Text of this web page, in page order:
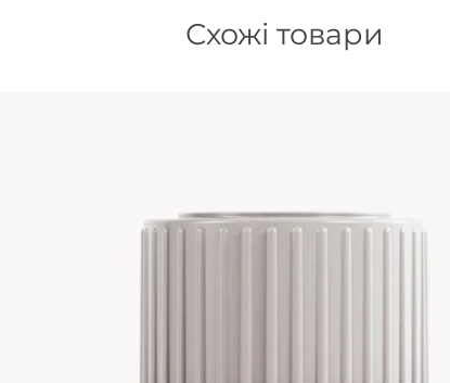
Схожі товари